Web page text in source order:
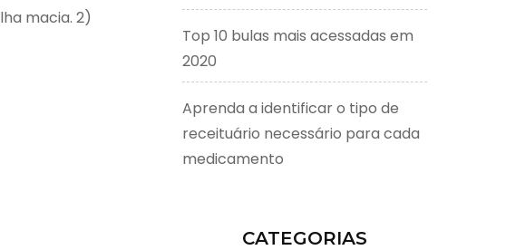
macia. 2)
Top 10 bulas mais acessadas em
2020
Aprenda a identificar o tipo de
receituário necessário para cada
medicamento
CATEGORIAS